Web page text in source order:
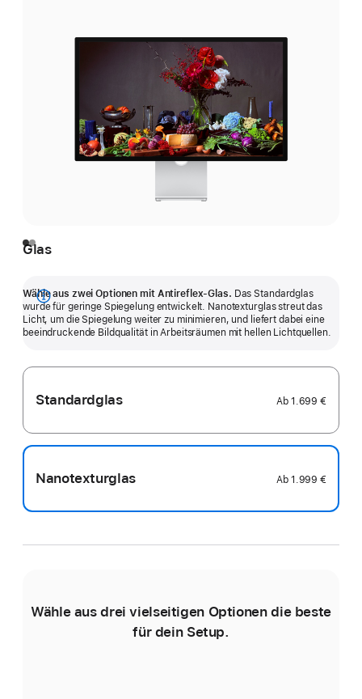
Glas
Wähle aus zwei Optionen mit Antireflex-Glas. Das Standardglas
wurde für geringe Spiegelung entwickelt. Nanotexturglas streut das
Licht, um die Spiegelung weiter zu minimieren, und liefert dabei eine
beein­druckende Bildqualität in Arbeits­räumen mit hellen Licht­quellen.
Mehr
anzeigen
Standardglas Ab 1.699 €
Nanotexturglas Ab 1.999 €
Wähle aus drei vielseitigen Optionen die beste
für dein Setup.